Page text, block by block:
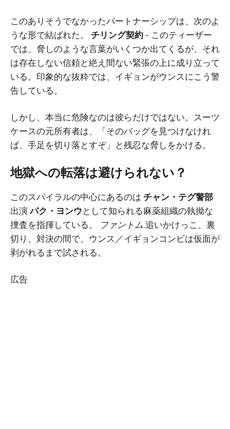
このありそうでなかったパートナーシップは、次のよ
うな形で結ばれた。 チリング契約 - このティーザー
では、脅しのような言葉がいくつか出てくるが、それ
は存在しない信頼と絶え間ない緊張の上に成り立って
いる。印象的な抜粋では、イギョンがウンスにこう警
告している。
しかし、本当に危険なのは彼らだけではない。スーツ
ケースの元所有者は、「そのバッグを見つけなけれ
ば、手足を切り落とすぞ」と残忍な脅しをかける。
地獄への転落は避けられない？
このスパイラルの中心にあるのは チャン・テグ警部
出演パク・ヨンウ として知られる麻薬組織の執拗な
捜査を指揮している。
ファントム.追いかけっこ、裏
切り、対決の間で、ウンス／イギョンコンビは仮面が
剥がれるまで試される。
広告